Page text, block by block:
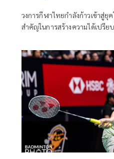
วงการกีฬาไทยกำลังก้าวเข้าสู่
สำคัญในการสร้างความได้เปรีย
มิถุนายน 2569 ที่ผ่านมา คณะวิ
มหาวิทยาลัยเกษมบัณฑิต ได้ลง
ทางวิชาการ (MOU) กับสมาค
ประเทศไทย ในพระบรมราชูป
การเรียนการสอน และนวัตกรร
Sport Analytics